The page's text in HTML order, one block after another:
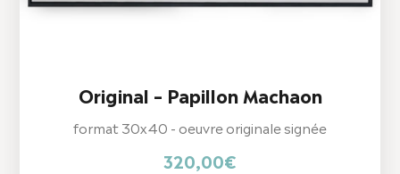
Original – Papillon Machaon
format 30x40 - oeuvre originale signée
320,00€